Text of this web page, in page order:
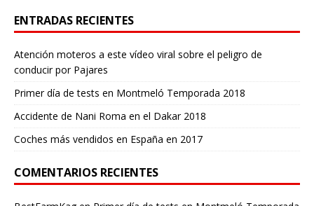
ENTRADAS RECIENTES
Atención moteros a este vídeo viral sobre el peligro de
conducir por Pajares
Primer día de tests en Montmeló Temporada 2018
Accidente de Nani Roma en el Dakar 2018
Coches más vendidos en España en 2017
COMENTARIOS RECIENTES